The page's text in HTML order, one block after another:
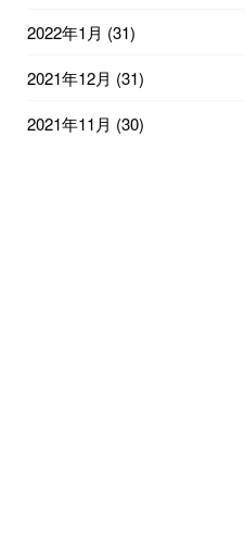
2022年1月 (31)
2021年12月 (31)
2021年11月 (30)